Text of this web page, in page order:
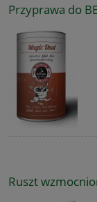
Przyprawa do
Ruszt